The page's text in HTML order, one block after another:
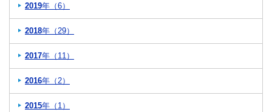
2019年（6）
2018年（29）
2017年（11）
2016年（2）
2015年（1）